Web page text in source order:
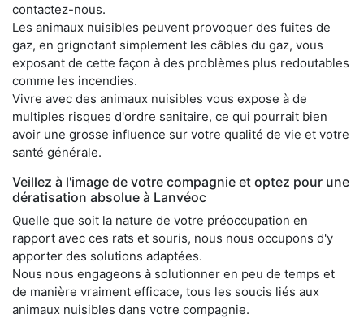
contactez-nous.
Les animaux nuisibles peuvent provoquer des fuites de
gaz, en grignotant simplement les câbles du gaz, vous
exposant de cette façon à des problèmes plus redoutables
comme les incendies.
Vivre avec des animaux nuisibles vous expose à de
multiples risques d'ordre sanitaire, ce qui pourrait bien
avoir une grosse influence sur votre qualité de vie et votre
santé générale.
Veillez à l'image de votre compagnie et optez pour une
dératisation absolue à Lanvéoc
Quelle que soit la nature de votre préoccupation en
rapport avec ces rats et souris, nous nous occupons d'y
apporter des solutions adaptées.
Nous nous engageons à solutionner en peu de temps et
de manière vraiment efficace, tous les soucis liés aux
animaux nuisibles dans votre compagnie.